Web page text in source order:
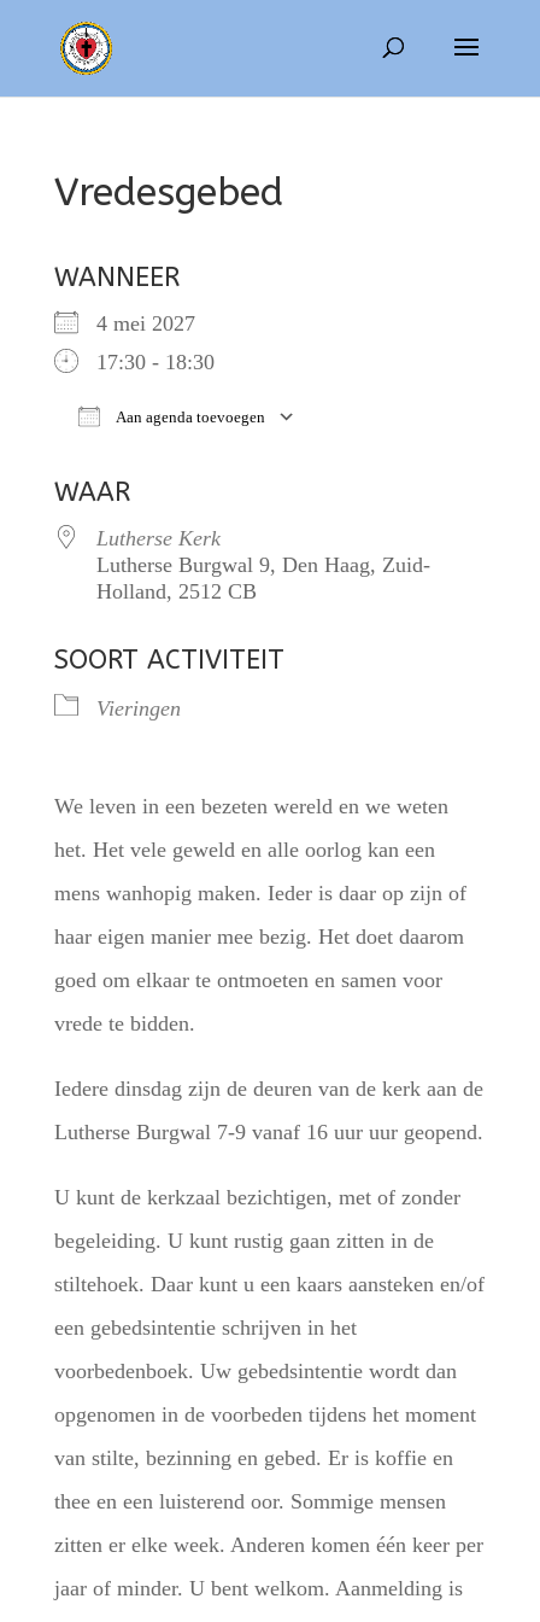
Vredesgebed
WANNEER
4 mei 2027
17:30 - 18:30
Aan agenda toevoegen
WAAR
Lutherse Kerk
Lutherse Burgwal 9, Den Haag, Zuid-
Holland, 2512 CB
SOORT ACTIVITEIT
Vieringen
We leven in een bezeten wereld en we weten
het. Het vele geweld en alle oorlog kan een
mens wanhopig maken. Ieder is daar op zijn of
haar eigen manier mee bezig. Het doet daarom
goed om elkaar te ontmoeten en samen voor
vrede te bidden.
Iedere dinsdag zijn de deuren van de kerk aan de
Lutherse Burgwal 7-9 vanaf 16 uur uur geopend.
U kunt de kerkzaal bezichtigen, met of zonder
begeleiding. U kunt rustig gaan zitten in de
stiltehoek. Daar kunt u een kaars aansteken en/of
een gebedsintentie schrijven in het
voorbedenboek. Uw gebedsintentie wordt dan
opgenomen in de voorbeden tijdens het moment
van stilte, bezinning en gebed. Er is koffie en
thee en een luisterend oor. Sommige mensen
zitten er elke week. Anderen komen één keer per
jaar of minder. U bent welkom. Aanmelding is